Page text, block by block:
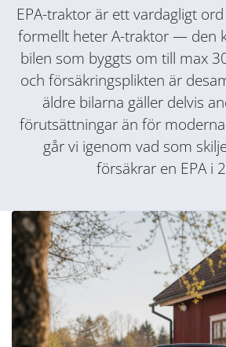
EPA-traktor är ett vardagligt
formellt heter A-traktor — den
bilen som byggts om till max
och försäkringsplikten är
äldre bilarna gäller delvis
förutsättningar än för
går vi igenom vad som
försäkrar en EPA i